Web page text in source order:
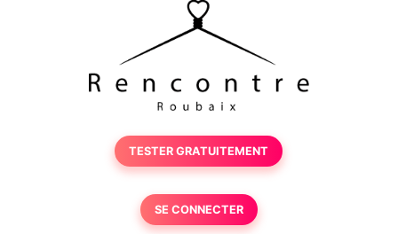
TESTER GRATUITEMENT
SE CONNECTER